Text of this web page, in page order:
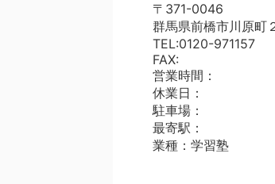
〒371-0046
群馬県前橋市川原町
TEL:0120-971157
FAX:
営業時間：
休業日：
駐車場：
最寄駅：
業種：学習塾